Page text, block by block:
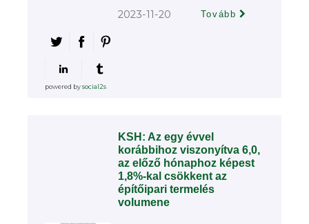
2023-11-20 Tovább
powered bysocial2s
KSH: Az egy évvel
korábbihoz viszonyítva 6,0,
az előző hónaphoz képest
1,8%-kal csökkent az
építőipari termelés
volumene